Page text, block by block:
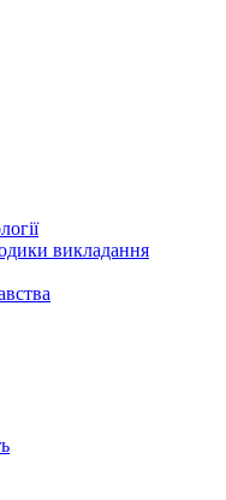
викладання